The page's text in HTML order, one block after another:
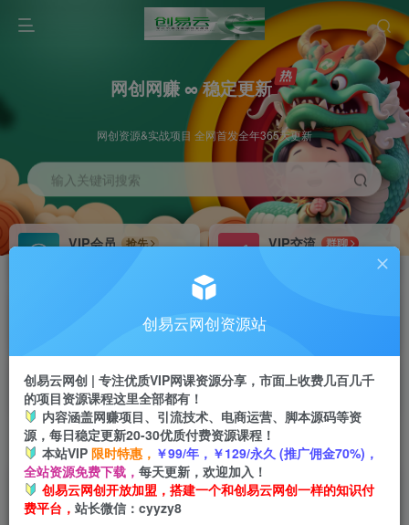
网创网赚 ∞ 稳定更新
网创资源&实战项目 全网首发全年365天更新
输入关键词搜索
VIP会员
抢先
VIP交流
群聊
研究探讨更多创业项目路子。
会员专属推广链接
挂机 项目
脚本卡密
APP下载
GO
首页 创业课程 会员免费 正文
帮别人安装ins，一单赚10元-30元不等，可以日入
千元（当天见收益）【揭秘】
创易云网创资源站
创易云网创 | 专注优质VIP网课资源分享，市面上收费几百几千
的项目资源课程这里全部都有！
内容涵盖网赚项目、引流技术、电商运营、脚本源码等资
源，每日稳定更新20-30优质付费资源课程！
本站VIP 限时特惠， ￥99/年，￥129/永久 (推广佣金70%)，
全站资源免费下载， 每天更新，欢迎加入！
创易云网创开放加盟，搭建一个和创易云网创一样的知识付
费平台， 站长微信：cyyzy8